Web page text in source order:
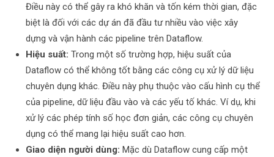
Điều này có thể gây ra khó khăn và tốn kém thời gian, đặc
biệt là đối với các dự án đã đầu tư nhiều vào việc xây
dựng và vận hành các pipeline trên Dataflow.
Hiệu suất: Trong một số trường hợp, hiệu suất của
Dataflow có thể không tốt bằng các công cụ xử lý dữ liệu
chuyên dụng khác. Điều này phụ thuộc vào cấu hình cụ thể
của pipeline, dữ liệu đầu vào và các yếu tố khác. Ví dụ, khi
xử lý các phép tính số học đơn giản, các công cụ chuyên
dụng có thể mang lại hiệu suất cao hơn.
Giao diện người dùng: Mặc dù Dataflow cung cấp một